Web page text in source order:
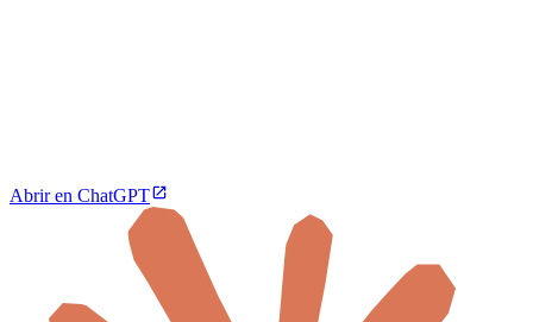
Abrir en ChatGPT